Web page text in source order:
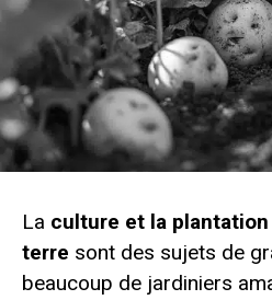
La culture et la
terre sont des sujets de
beaucoup de jardiniers